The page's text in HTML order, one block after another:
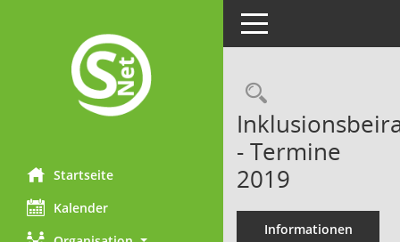
Startseite
Kalender
Toggle navigation
- Termine
2019
Informationen